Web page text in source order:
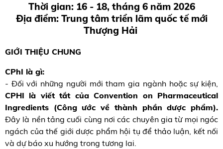
Thời gian: 16 - 18, tháng 6 năm 2026
Địa điểm: Trung tâm triển lãm quốc tế mới
Thượng Hải
GIỚI THIỆU CHUNG
CPhI là gì:
- Đối với những người mới tham gia ngành hoặc sự kiện,
CPHI là viết tắt của Convention on Pharmaceutical
Ingredients (Công ước về thành phần dược phẩm).
Đây là nền tảng cuối cùng nơi các chuyên gia từ mọi ngóc
ngách của thế giới dược phẩm hội tụ để thảo luận, kết nối
và dự báo xu hướng trong tương lai.